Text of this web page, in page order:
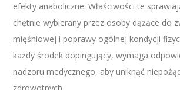
efekty anaboliczne. Właściwości te
chętnie wybierany przez osoby dążące do
mięśniowej i poprawy ogólnej kondycji
każdy środek dopingujący, wymaga
nadzoru medycznego, aby uniknąć